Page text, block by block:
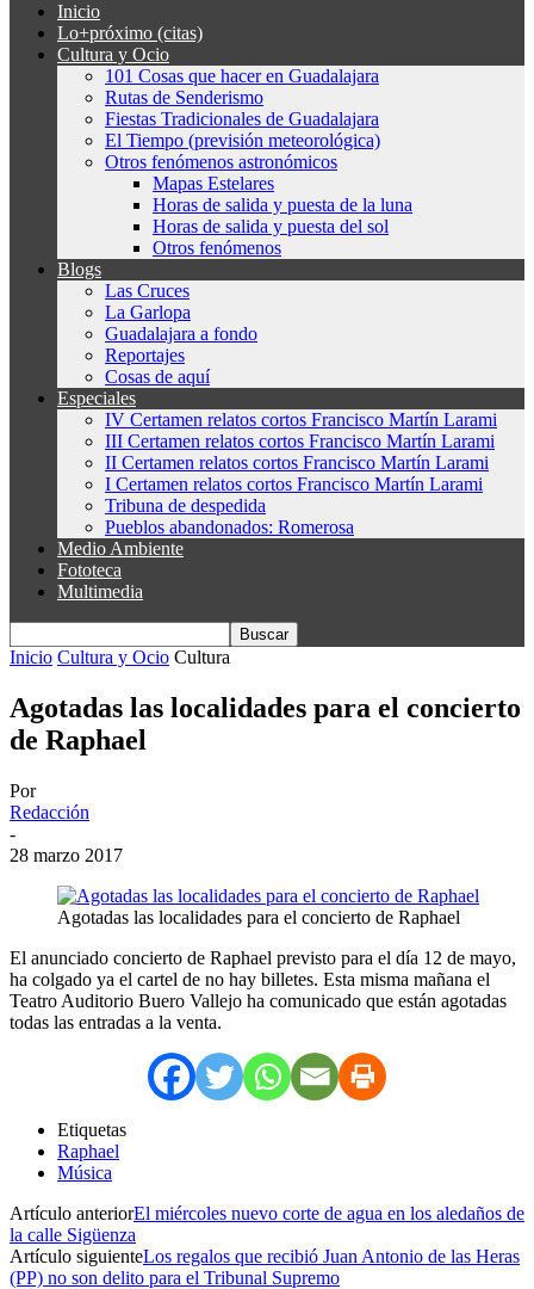
Inicio
Lo+próximo (citas)
Cultura y Ocio
101 Cosas que hacer en Guadalajara
Rutas de Senderismo
Fiestas Tradicionales de Guadalajara
El Tiempo (previsión meteorológica)
Otros fenómenos astronómicos
Mapas Estelares
Horas de salida y puesta de la luna
Horas de salida y puesta del sol
Otros fenómenos
Blogs
Las Cruces
La Garlopa
Guadalajara a fondo
Reportajes
Cosas de aquí
Especiales
IV Certamen relatos cortos Francisco Martín Larami
III Certamen relatos cortos Francisco Martín Larami
II Certamen relatos cortos Francisco Martín Larami
I Certamen relatos cortos Francisco Martín Larami
Tribuna de despedida
Pueblos abandonados: Romerosa
Medio Ambiente
Fototeca
Multimedia
Inicio Cultura y Ocio Cultura
Agotadas las localidades para el concierto
de Raphael
Por
Redacción
-
28 marzo 2017
Agotadas las localidades para el concierto de Raphael
El anunciado concierto de Raphael previsto para el día 12 de mayo,
ha colgado ya el cartel de no hay billetes. Esta misma mañana el
Teatro Auditorio Buero Vallejo ha comunicado que están agotadas
todas las entradas a la venta.
Etiquetas
Raphael
Música
Artículo anteriorEl miércoles nuevo corte de agua en los aledaños de
la calle Sigüenza
Artículo siguienteLos regalos que recibió Juan Antonio de las Heras
(PP) no son delito para el Tribunal Supremo